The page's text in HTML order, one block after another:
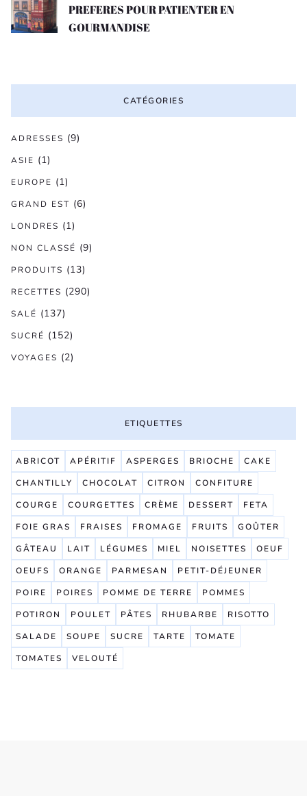
PREFERES POUR PATIENTER EN
GOURMANDISE
CATÉGORIES
ADRESSES (9)
ASIE (1)
EUROPE (1)
GRAND EST (6)
LONDRES (1)
NON CLASSÉ (9)
PRODUITS (13)
RECETTES (290)
SALÉ (137)
SUCRÉ (152)
VOYAGES (2)
ETIQUETTES
ABRICOT APÉRITIF ASPERGES BRIOCHE
CAKE
CHANTILLY
CHOCOLAT CITRON
CONFITURE
COURGE
COURGETTES CRÈME DESSERT
FETA
FOIE GRAS
FRAISES FROMAGE FRUITS
GOÛTER
GÂTEAU
LAIT LÉGUMES MIEL NOISETTES
OEUF
OEUFS
ORANGE PARMESAN
PETIT-DÉJEUNER
POIRE
POIRES POMME DE TERRE
POMMES
POTIRON
POULET PÂTES RHUBARBE
RISOTTO
SALADE
SOUPE SUCRE TARTE
TOMATE
TOMATES
VELOUTÉ